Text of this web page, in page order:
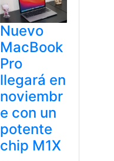
Nuevo
MacBook
Pro
llegará en
noviembr
e con un
potente
chip M1X